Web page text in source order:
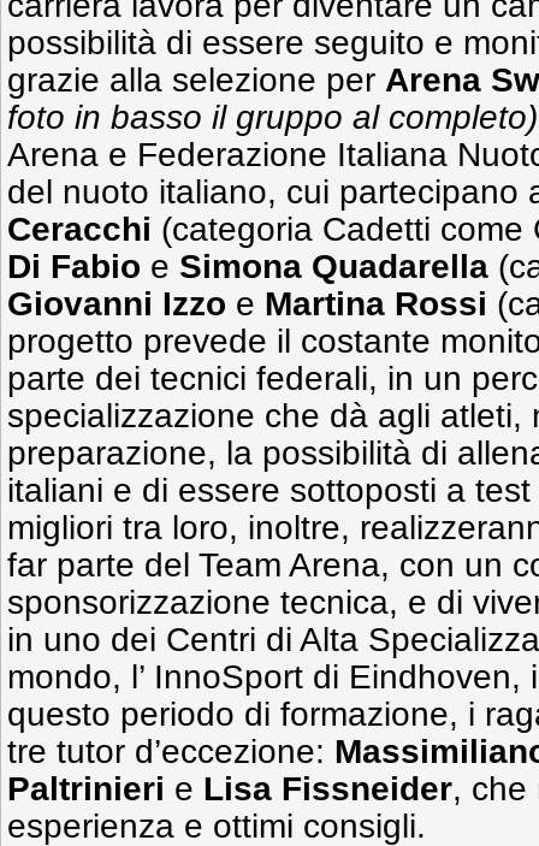
possibilità di essere seguito e
grazie alla selezione per Arena
foto in basso il gruppo al completo)
Arena e Federazione Italiana
del nuoto italiano, cui partecipano
Ceracchi (categoria Cadetti
Di Fabio e Simona Quadarella
Giovanni Izzo e Martina Rossi
progetto prevede il costante
parte dei tecnici federali, in un
specializzazione che dà agli atleti,
preparazione, la possibilità di
italiani e di essere sottoposti a
migliori tra loro, inoltre,
far parte del Team Arena, con un
sponsorizzazione tecnica, e di
in uno dei Centri di Alta
mondo, l’ InnoSport di
questo periodo di formazione, i
tre tutor d’eccezione:
Paltrinieri e Lisa Fissneider, che
esperienza e ottimi consigli.